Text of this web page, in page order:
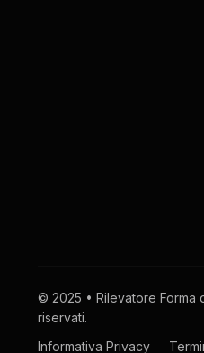
© 2025 • Rilevatore Forma
riservati.
Informativa Privacy